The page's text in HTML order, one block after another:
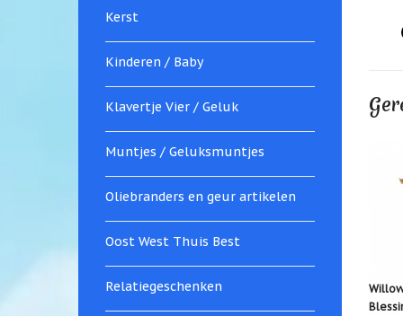
Kerst
Kinderen / Baby
Klavertje Vier / Geluk
Muntjes / Geluksmuntjes
Oliebranders en geur artikelen
Oost West Thuis Best
Relatiegeschenken